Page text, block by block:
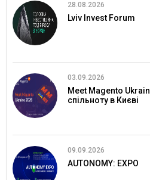
28.08.2026
Lviv Invest Forum
03.09.2026
Meet Magento
спільноту в Києві
09.09.2026
AUTONOMY: EXPO